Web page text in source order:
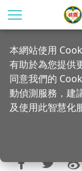
到
首頁 行政公告
轉知桃園市
票玩轉支付
本網站使用
有助於為您提供
同意我們的
動偵測服務，建
及使用此智慧化